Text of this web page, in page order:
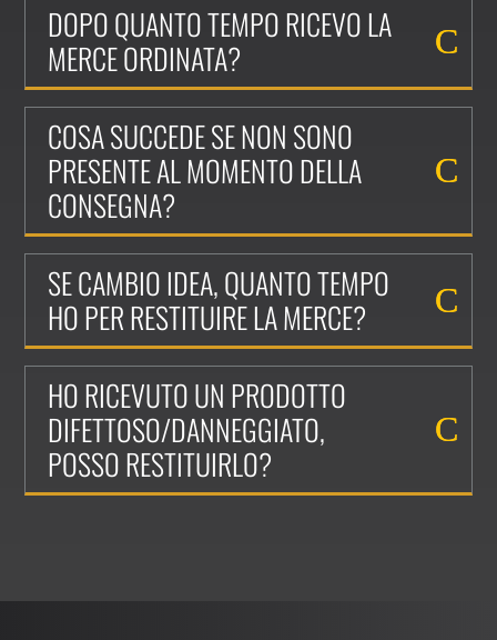
DOPO QUANTO TEMPO RICEVO LA
MERCE ORDINATA?
COSA SUCCEDE SE NON SONO
PRESENTE AL MOMENTO DELLA
CONSEGNA?
SE CAMBIO IDEA, QUANTO TEMPO
HO PER RESTITUIRE LA MERCE?
HO RICEVUTO UN PRODOTTO
DIFETTOSO/DANNEGGIATO,
POSSO RESTITUIRLO?